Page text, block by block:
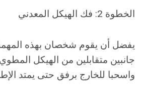
الخطوة 2: فك الهيكل المعدني
يفضل أن يقوم شخصان بهذه
جانبين متقابلين من الهيكل
واسحبا للخارج برفق حتى يمتد